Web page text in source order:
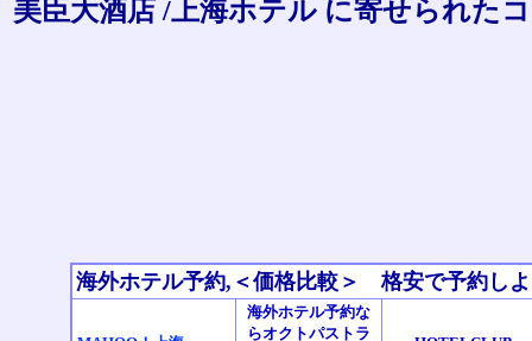
美臣大酒店 /上海ホテル に寄せられた
海外ホテル予約,＜価格比較＞ 格安で予約し
海外ホテル予約な
らオクトパストラ